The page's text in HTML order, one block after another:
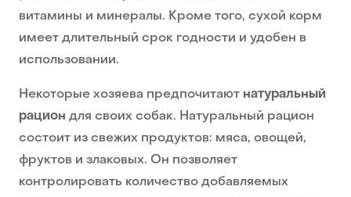
витамины и минералы. Кроме того, сухой корм
имеет длительный срок годности и удобен в
использовании.
Некоторые хозяева предпочитают натуральный
рацион для своих собак. Натуральный рацион
состоит из свежих продуктов: мяса, овощей,
фруктов и злаковых. Он позволяет
контролировать количество добавляемых